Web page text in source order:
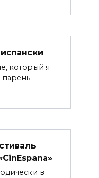
который я
парень
в